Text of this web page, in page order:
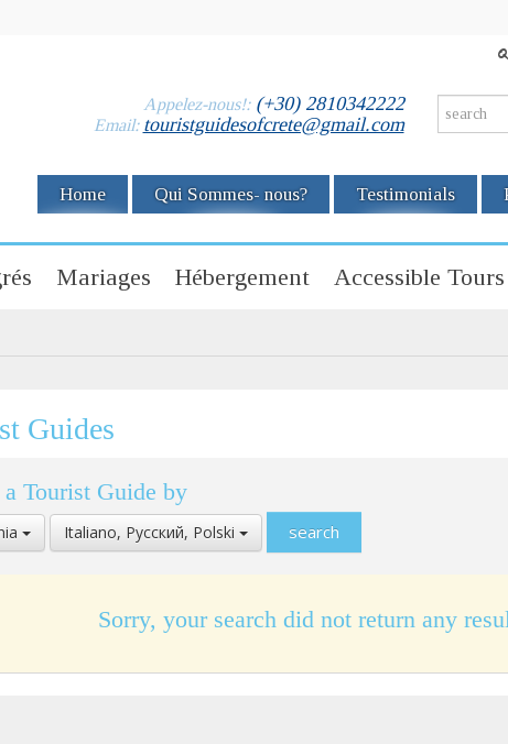
Appelez-nous!:(+30) 2810342222
Email: touristguidesofcrete@gmail.com
Home Qui Sommes- nous? Testimonials
Mariages Hébergement Accessible Tours
Guides
Tourist Guide by
Select
Language
Italiano, Pусский, Polski
Sorry, your search did not return any